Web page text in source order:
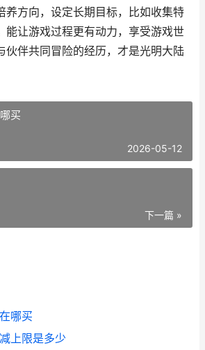
养方向，设定长期目标，比如收集特
能让游戏过程更有动力，享受游戏世
伙伴共同冒险的经历，才是光明大陆
买
2026-05-12
下一篇 »
哪买
上限是多少